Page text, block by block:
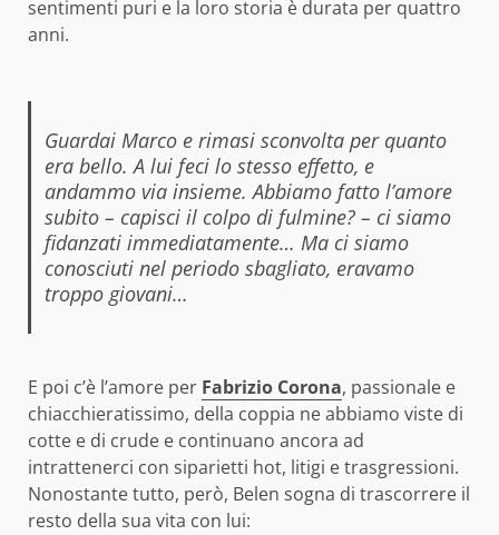
sentimenti puri e la loro storia è durata per quattro
anni.
Guardai Marco e rimasi sconvolta per quanto
era bello. A lui feci lo stesso effetto, e
andammo via insieme. Abbiamo fatto l’amore
subito – capisci il colpo di fulmine? – ci siamo
fidanzati immediatamente… Ma ci siamo
conosciuti nel periodo sbagliato, eravamo
troppo giovani…
E poi c’è l’amore per Fabrizio Corona, passionale e
chiacchieratissimo, della coppia ne abbiamo viste di
cotte e di crude e continuano ancora ad
intrattenerci con siparietti hot, litigi e trasgressioni.
Nonostante tutto, però, Belen sogna di trascorrere il
resto della sua vita con lui: